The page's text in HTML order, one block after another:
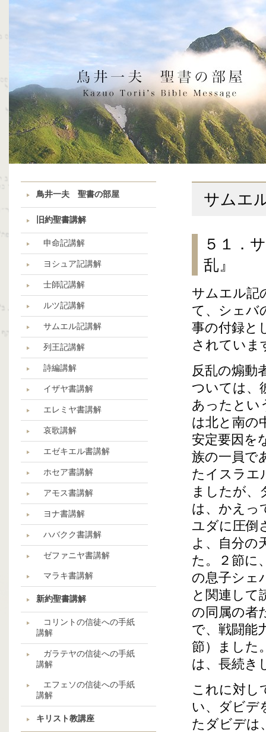
鳥井一夫 聖書の部屋
旧約聖書講解
申命記講解
ヨシュア記講解
士師記講解
ルツ記講解
サムエル記講解
列王記講解
詩編講解
イザヤ書講解
エレミヤ書講解
哀歌講解
エゼキエル書講解
ホセア書講解
アモス書講解
ヨナ書講解
ハバクク書講解
ゼファニヤ書講解
マラキ書講解
新約聖書講解
コリントの信徒への手紙
講解
ガラテヤの信徒への手紙
講解
エフェソの信徒への手紙
講解
キリスト教講座
サムエ
５１．
乱』
サムエル記
て、シェバ
事の付録と
されていま
反乱の煽動
ついては、
あったとい
は北と南の
安定要因を
族の一員で
たイスラエ
ましたが、
は、かえっ
ユダに圧倒
よ、自分の
た。２節に
の息子シェ
と関連して
の同属の者
で、戦闘能
節）ました
は、長続き
これに対し
い、ダビデ
たダビデは